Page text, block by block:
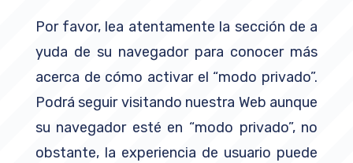
Por favor, lea atentamente la sección de a
yuda de su navegador para conocer más
acerca de cómo activar el “modo privado”.
Podrá seguir visitando nuestra Web aunque
su navegador esté en “modo privado”, no
obstante, la experiencia de usuario puede